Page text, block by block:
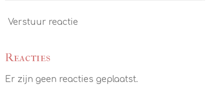
Verstuur reactie
Reacties
Er zijn geen reacties geplaatst.